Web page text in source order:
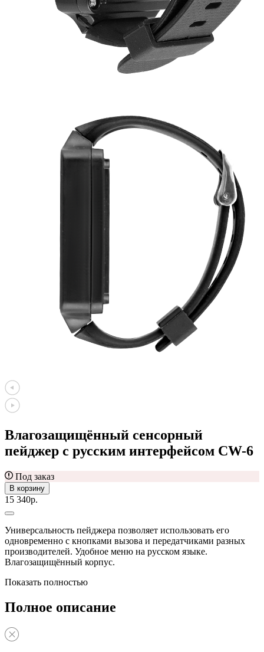
Влагозащищённый сенсорный
пейджер с русским интерфейсом CW-6
Под заказ
В корзину
15 340р.
Универсальность пейджера позволяет использовать его
одновременно с кнопками вызова и передатчиками разных
производителей. Удобное меню на русском языке.
Влагозащищённый корпус.
Показать полностью
Полное описание